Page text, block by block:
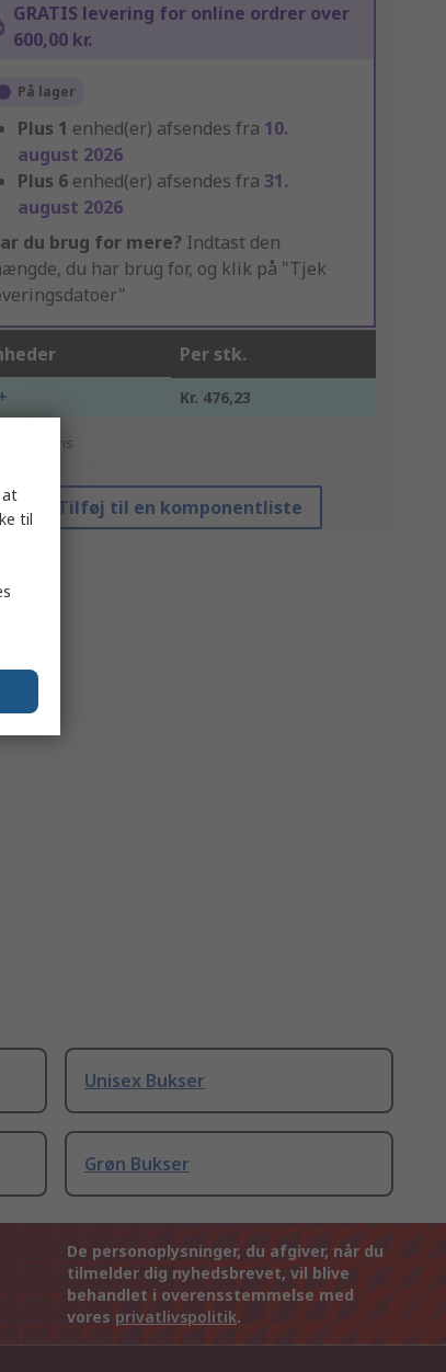
GRATIS levering for online ordrer over
600,00 kr.
På lager
Plus 1 enhed(er) afsendes fra 10.
august 2026
Plus 6 enhed(er) afsendes fra 31.
august 2026
du brug for mere? Indtast den
du har brug for, og klik på "Tjek
Per stk.
Kr. 476,23
pris
Tilføj til en komponentliste
Unisex Bukser
Grøn Bukser
De personoplysninger, du afgiver, når du
tilmelder dig nyhedsbrevet, vil blive
behandlet i overensstemmelse med
vores privatlivspolitik.
at
til